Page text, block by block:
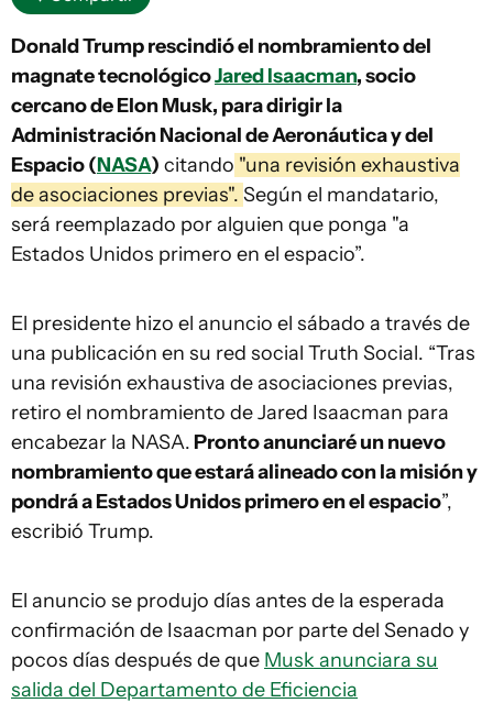
Donald Trump rescindió el nombramiento del
magnate tecnológicoJared Isaacman, socio
cercano de Elon Musk, para dirigir la
Administración Nacional de Aeronáutica y del
Espacio (NASA) citando "una revisión exhaustiva
de asociaciones previas". Según el mandatario,
será reemplazado por alguien que ponga "a
Estados Unidos primero en el espacio”.
El presidente hizo el anuncio el sábado a través de
una publicación en su red social Truth Social. “Tras
una revisión exhaustiva de asociaciones previas,
retiro el nombramiento de Jared Isaacman para
encabezar la NASA. Pronto anunciaré un nuevo
nombramiento que estará alineado con la misión y
pondrá a Estados Unidos primero en el espacio”,
escribió Trump.
El anuncio se produjo días antes de la esperada
confirmación de Isaacman por parte del Senado y
pocos días después de que Musk anunciara su
salida del Departamento de Eficiencia